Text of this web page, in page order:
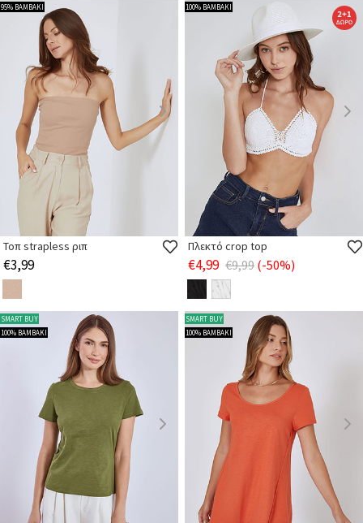
95% ΒΑΜΒΑΚΙ
Τοπ strapless ριπ
€3,99
100% ΒΑΜΒΑΚΙ
Πλεκτό crop top
€4,99 €9,99 (-50%)
SMART BUY
100% ΒΑΜΒΑΚΙ
SMART BUY
100% ΒΑΜΒΑΚΙ